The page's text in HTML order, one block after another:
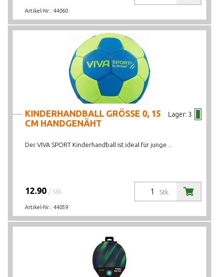
Artikel-Nr.: 44060
Lager: 3
KINDERHANDBALL GRÖSSE 0, 15
CM HANDGENÄHT
Der VIVA SPORT Kinderhandball ist ideal für junge ...
Stk.
12.90 / Stk.
Artikel-Nr.: 44059